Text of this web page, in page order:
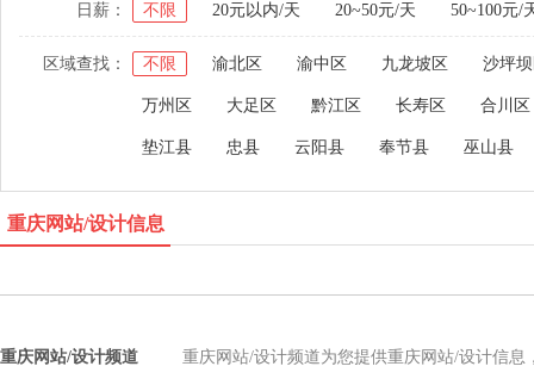
日薪： 不限 20元以内/天 20~50元/天 50~100元/
区域查找： 不限 渝北区 渝中区 九龙坡区 沙坪
万州区 大足区 黔江区 长寿区 合川区
垫江县 忠县 云阳县 奉节县 巫山县
重庆网站/设计信息
重庆网站/设计频道 重庆网站/设计频道为您提供重庆网站/设计信